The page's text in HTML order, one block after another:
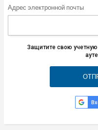
Адрес электронной почты
Защитите свою